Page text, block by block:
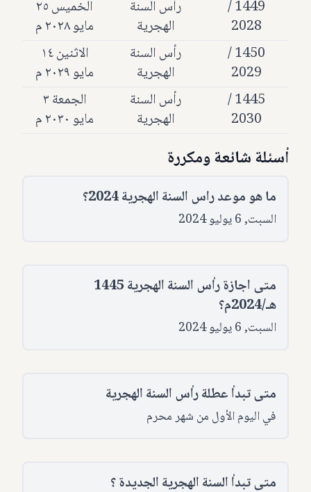
1449 /
2028
رأس السنة
الهجرية
الخميس ٢٥
مايو ٢٠٢٨ م
1450 /
2029
رأس السنة
الهجرية
الاثنين ١٤
مايو ٢٠٢٩ م
1445 /
2030
رأس السنة
الهجرية
الجمعة ٣
مايو ٢٠٣٠ م
أسئلة شائعة ومكررة
ما هو موعد راس السنة الهجرية 2024؟
السبت, 6 يوليو 2024
متى اجازة رأس السنة الهجرية 1445
هـ/2024م؟
السبت, 6 يوليو 2024
متى تبدأ عطلة رأس السنة الهجرية
في اليوم الأول من شهر محرم
متى تبدأ السنة الهجرية الجديدة ؟